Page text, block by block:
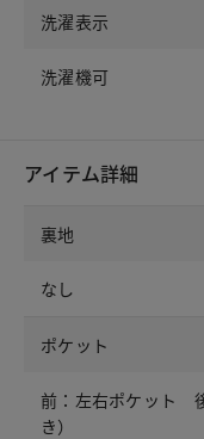
洗濯表示
洗濯機可
アイテム詳細
裏地
なし
ポケット
前：左右ポケット
き）